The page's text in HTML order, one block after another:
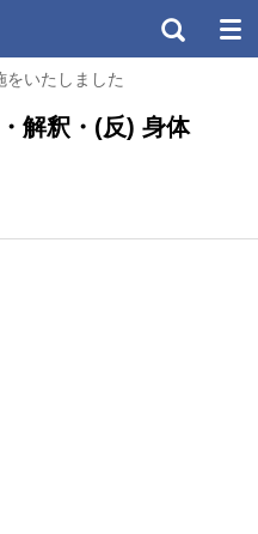
をいたしました
解釈・(反) 身体